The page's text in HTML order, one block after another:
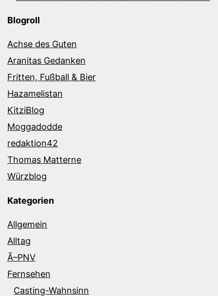
Blogroll
Achse des Guten
Aranitas Gedanken
Fritten, Fußball & Bier
Hazamelistan
KitziBlog
Moggadodde
redaktion42
Thomas Matterne
Würzblog
Kategorien
Allgemein
Alltag
Ã–PNV
Fernsehen
Casting-Wahnsinn